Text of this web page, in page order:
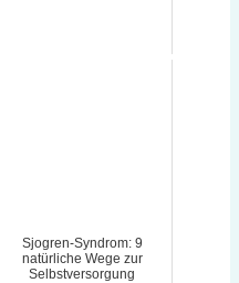
Sjogren-Syndrom: 9
natürliche Wege zur
Selbstversorgung